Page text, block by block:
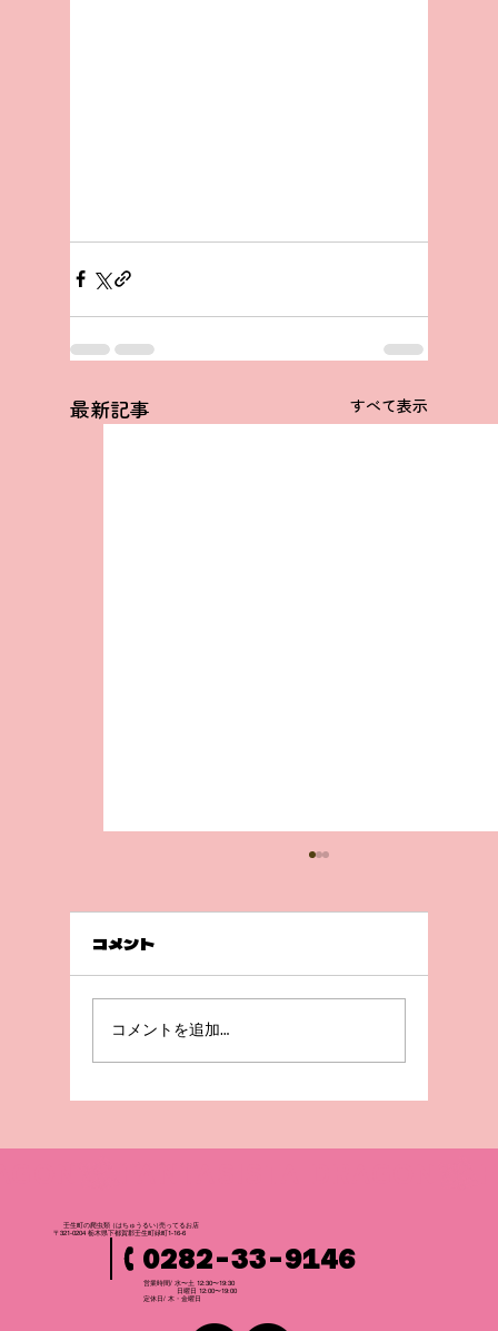
最新記事 すべて表示
急成長😲！
コメント
コメントを追加…
壬生町の爬虫類（はちゅうるい）売ってるお店
〒321-0204 栃木県下都賀郡壬生町緑町1-16-6
0282-33-9146
営業時間/ 水〜土 12:30〜19:30
日曜日 12:00〜19:00
​定休日/ 木・金曜日